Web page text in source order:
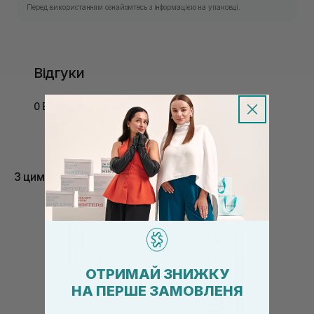
Перед використанням ознайомтесь з інформацією на упаковці.
Відгуки
0 Відгуків
З цим товаром купують
ОТРИМАЙ ЗНИЖКУ
НА ПЕРШЕ ЗАМОВЛЕНЯ